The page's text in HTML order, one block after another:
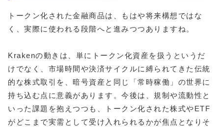
トークン化された金融商品は、もはや将来構想ではな
く、実際に使われる段階へと進みつつありますね。
Krakenの動きは、単にトークン化資産を扱うというだ
けでなく、市場時間や決済サイクルに縛られてきた伝統
的な株式取引を、暗号資産と同じ「常時稼働」の世界に
持ち込む点に意義があります。今後は、規制や流動性と
いった課題を抱えつつも、トークン化された株式やETF
がどこまで実需として受け入れられるかが焦点となりそ